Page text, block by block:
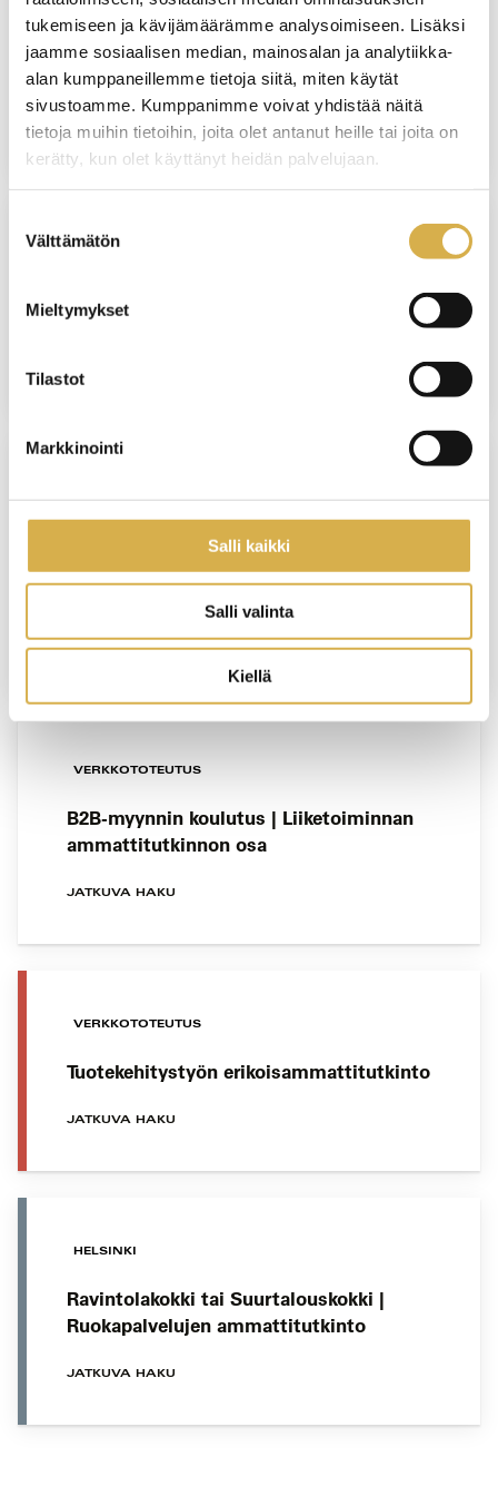
tukemiseen ja kävijämäärämme analysoimiseen. Lisäksi
jaamme sosiaalisen median, mainosalan ja analytiikka-
alan kumppaneillemme tietoja siitä, miten käytät
sivustoamme. Kumppanimme voivat yhdistää näitä
tietoja muihin tietoihin, joita olet antanut heille tai joita on
kerätty, kun olet käyttänyt heidän palvelujaan.
valinta
Välttämätön
Mieltymykset
Tilastot
Markkinointi
Salli kaikki
Salli valinta
Kiellä
VANTAA
Matkailupalvelujen ammattitutkinto
työyhteisössä
Ohjelmapalvelujen toteuttamisen
ammattitutkinto
JATKUVA HAKU
VERKKOTOTEUTUS
B2B-myynnin koulutus | Liiketoiminnan
ammattitutkinnon osa
JATKUVA HAKU
VERKKOTOTEUTUS
Tuotekehitystyön erikoisammattitutkinto
JATKUVA HAKU
HELSINKI
Ravintolakokki tai Suurtalouskokki |
Ruokapalvelujen ammattitutkinto
JATKUVA HAKU